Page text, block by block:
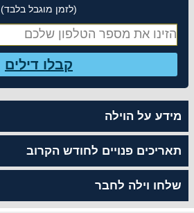
(לזמן מוגבל בלבד)
קבלו דילים
מידע על הוילה
תאריכים פנויים לחודש הקרוב
שלחו וילה לחבר